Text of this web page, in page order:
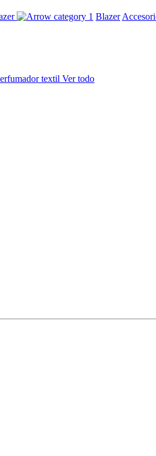
Blazer
textil Ver todo